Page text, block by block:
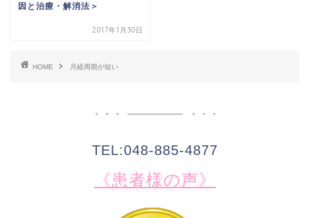
因と治療・解消法＞
2017年1月30日
HOME 月経周期が短い
TEL:048-885-4877
《患者様の声》